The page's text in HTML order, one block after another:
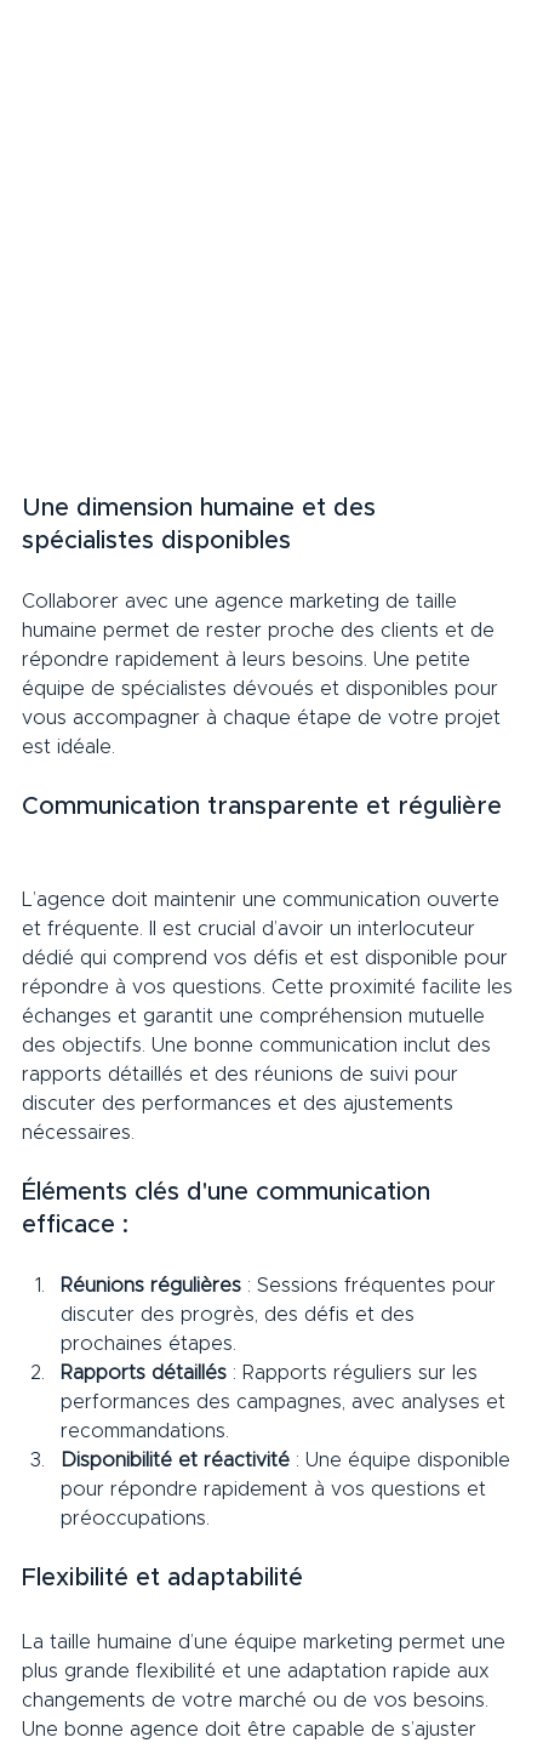
Une dimension humaine et des
spécialistes disponibles
Collaborer avec une agence marketing de taille
humaine permet de rester proche des clients et de
répondre rapidement à leurs besoins. Une petite
équipe de spécialistes dévoués et disponibles pour
vous accompagner à chaque étape de votre projet
est idéale.
Communication transparente et régulière
L’agence doit maintenir une communication ouverte
et fréquente. Il est crucial d’avoir un interlocuteur
dédié qui comprend vos défis et est disponible pour
répondre à vos questions. Cette proximité facilite les
échanges et garantit une compréhension mutuelle
des objectifs. Une bonne communication inclut des
rapports détaillés et des réunions de suivi pour
discuter des performances et des ajustements
nécessaires.
Éléments clés d'une communication
efficace :
Réunions régulières : Sessions fréquentes pour
discuter des progrès, des défis et des
prochaines étapes.
Rapports détaillés : Rapports réguliers sur les
performances des campagnes, avec analyses et
recommandations.
Disponibilité et réactivité : Une équipe disponible
pour répondre rapidement à vos questions et
préoccupations.
Flexibilité et adaptabilité
La taille humaine d’une équipe marketing permet une
plus grande flexibilité et une adaptation rapide aux
changements de votre marché ou de vos besoins.
Une bonne agence doit être capable de s’ajuster